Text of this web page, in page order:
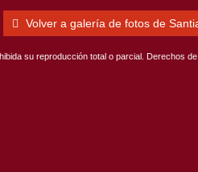
Volver a galería de fotos de
su reproducción total o parcial. Derechos